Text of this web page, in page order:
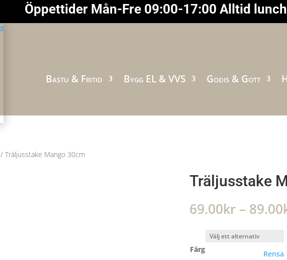
Öppettider Mån-Fre 09:00-17:00 Alltid
Bastu & Fritid Bygg EL & VVS Godis & Gott
/ Träljusstake Mango 30cm
Träljusstake
69.00kr – 89.00
Färg Rensa